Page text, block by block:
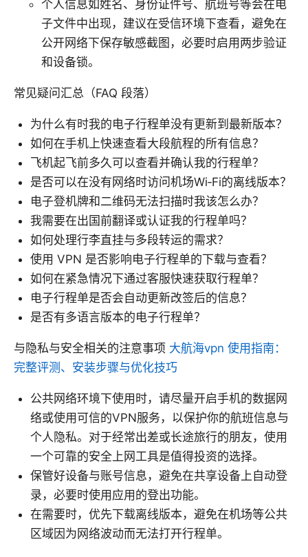
个人信息如姓名、身份证件号、航班号等会在电
子文件中出现，建议在受信环境下查看，避免在
公开网络下保存敏感截图，必要时启用两步验证
和设备锁。
常见疑问汇总（FAQ 段落）
为什么有时我的电子行程单没有更新到最新版本？
如何在手机上快速查看大段航程的所有信息？
飞机起飞前多久可以查看并确认我的行程单？
是否可以在没有网络时访问机场Wi‑Fi的离线版本？
电子登机牌和二维码无法扫描时我该怎么办？
我需要在出国前翻译或认证我的行程单吗？
如何处理行李直挂与多段转运的需求？
使用 VPN 是否影响电子行程单的下载与查看？
如何在紧急情况下通过客服快速获取行程单？
电子行程单是否会自动更新改签后的信息？
是否有多语言版本的电子行程单？
与隐私与安全相关的注意事项 大航海vpn 使用指南：
完整评测、安装步骤与优化技巧
公共网络环境下使用时，请尽量开启手机的数据网
络或使用可信的VPN服务，以保护你的航班信息与
个人隐私。对于经常出差或长途旅行的朋友，使用
一个可靠的安全上网工具是值得投资的选择。
保管好设备与账号信息，避免在共享设备上自动登
录，必要时使用应用的登出功能。
在需要时，优先下载离线版本，避免在机场等公共
区域因为网络波动而无法打开行程单。